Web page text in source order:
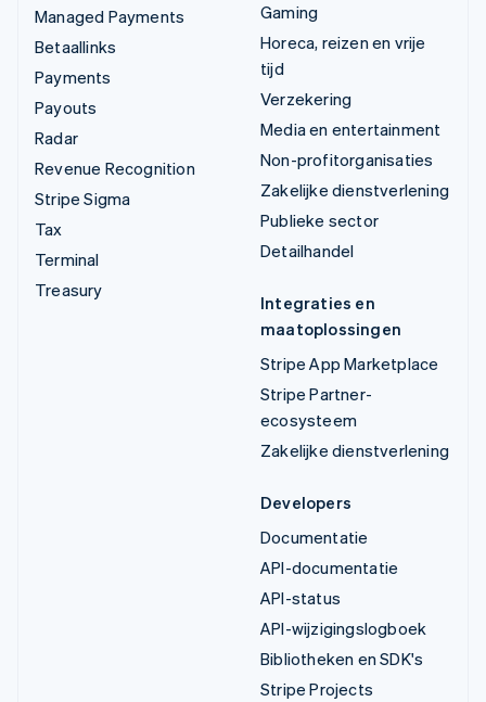
Managed Payments
Betaallinks
Payments
Payouts
Radar
Revenue Recognition
Stripe Sigma
Tax
Terminal
Treasury
Gaming
Horeca, reizen en vrije
tijd
Verzekering
Media en entertainment
Non-profitorganisaties
Zakelijke dienstverlening
Publieke sector
Detailhandel
Integraties en
maatoplossingen
Stripe App Marketplace
Stripe Partner-
ecosysteem
Zakelijke dienstverlening
Developers
Documentatie
API-documentatie
API-status
API-wijzigingslogboek
Bibliotheken en SDK's
Stripe Projects